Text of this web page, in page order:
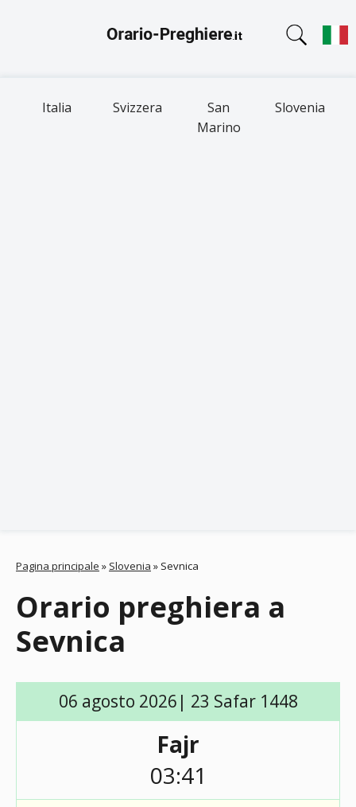
Italia Svizzera
San
Marino
Slovenia
Pagina principale » Slovenia » Sevnica
Orario preghiera a
Sevnica
06 agosto 2026| 23 Safar 1448
Fajr
03:41